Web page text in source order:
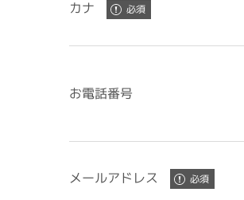
カナ
お電話番号
メールアドレス